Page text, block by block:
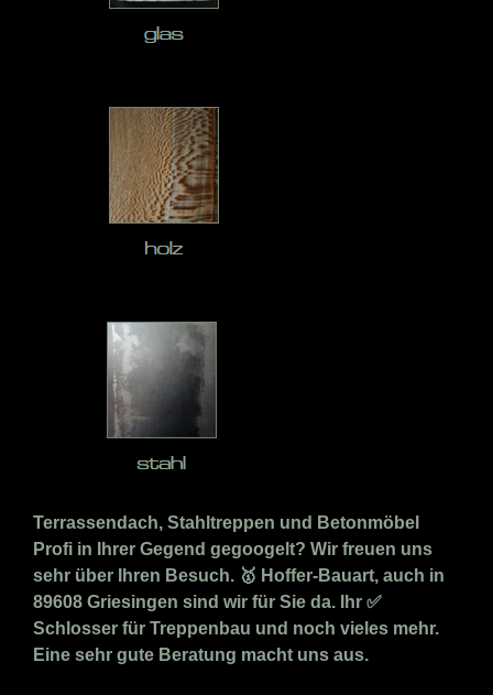
Terrassendach, Stahltreppen und Betonmöbel
Profi in Ihrer Gegend gegoogelt? Wir freuen uns
sehr über Ihren Besuch. 🥇 Hoffer-Bauart, auch in
89608 Griesingen sind wir für Sie da. Ihr ✅
Schlosser für Treppenbau und noch vieles mehr.
Eine sehr gute Beratung macht uns aus.